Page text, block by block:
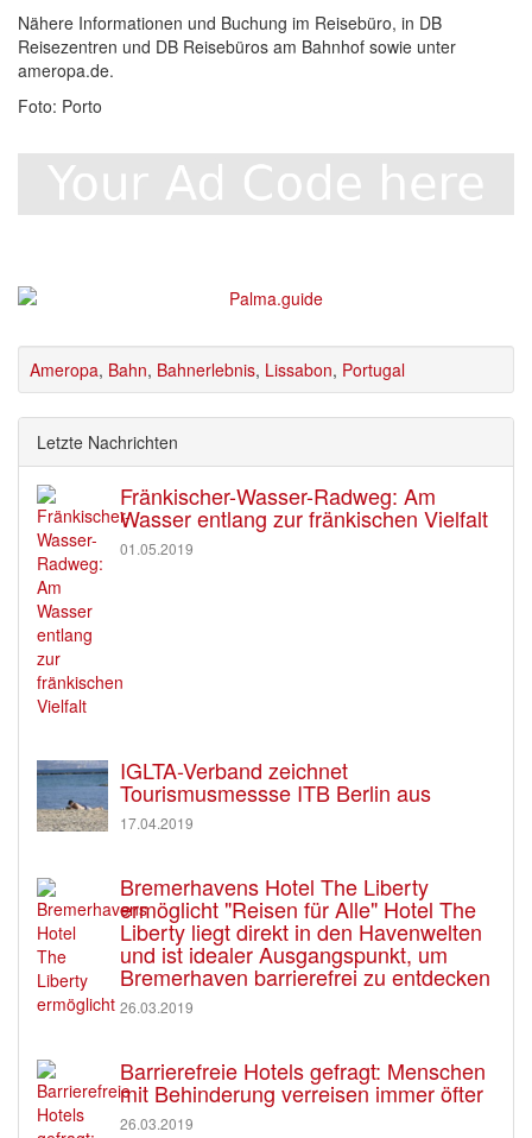
Nähere Informationen und Buchung im Reisebüro, in DB
Reisezentren und DB Reisebüros am Bahnhof sowie unter
ameropa.de.
Foto: Porto
Ameropa, Bahn, Bahnerlebnis, Lissabon, Portugal
Letzte Nachrichten
Fränkischer-Wasser-Radweg: Am
Wasser entlang zur fränkischen Vielfalt
01.05.2019
IGLTA-Verband zeichnet
Tourismusmessse ITB Berlin aus
17.04.2019
Bremerhavens Hotel The Liberty
ermöglicht "Reisen für Alle" Hotel The
Liberty liegt direkt in den Havenwelten
und ist idealer Ausgangspunkt, um
Bremerhaven barrierefrei zu entdecken
26.03.2019
Barrierefreie Hotels gefragt: Menschen
mit Behinderung verreisen immer öfter
26.03.2019